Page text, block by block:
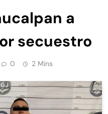
a
secuestro
0 2 Mins